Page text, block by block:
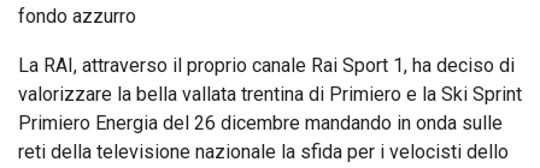
fondo azzurro
La RAI, attraverso il proprio canale Rai Sport 1, ha deciso di
valorizzare la bella vallata trentina di Primiero e la Ski Sprint
Primiero Energia del 26 dicembre mandando in onda sulle
reti della televisione nazionale la sfida per i velocisti dello